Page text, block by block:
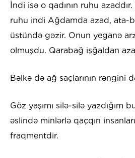
İndi isə o qadının ruhu
ruhu indi Ağdamda azad, ata-
üstündə gəzir. Onun yeganə
olmuşdu. Qarabağ işğaldan
Bəlkə də ağ saçlarının rəngini
Göz yaşımı silə-silə yazdığım
əslində minlərlə qaçqın
fraqmentdir.